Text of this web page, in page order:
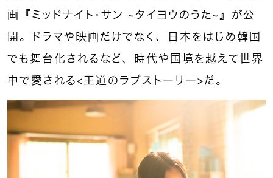
画『ミッドナイト・サン 〜タイヨウのうた〜』が公
開。ドラマや映画だけでなく、日本をはじめ韓国
でも舞台化されるなど、時代や国境を越えて世界
中で愛される＜王道のラブストーリー＞だ。